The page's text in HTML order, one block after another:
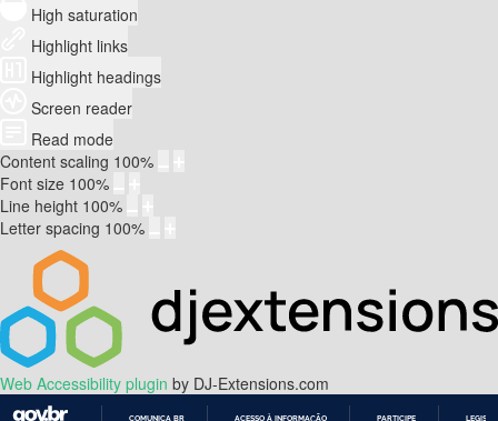
High saturation
Highlight links
Highlight headings
Screen reader
Read mode
Content scaling 100%
Font size 100%
Line height 100%
Letter spacing 100%
Web Accessibility plugin by DJ-Extensions.com
COMUNICA BR ACESSO À INFORMAÇÃO PARTICIPE